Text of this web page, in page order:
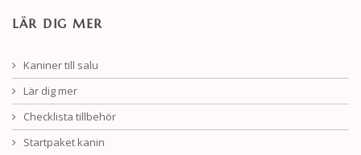
LÄR DIG MER
Kaniner till salu
Lär dig mer
Checklista tillbehör
Startpaket kanin